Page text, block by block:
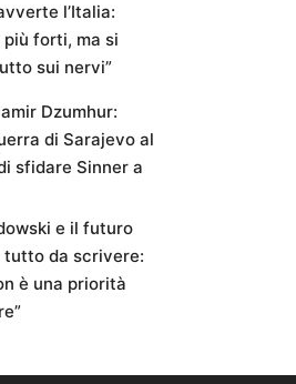
l’Italia:
più forti, ma si
sui nervi”
Dzumhur:
di Sarajevo al
sfidare Sinner a
e il futuro
tutto da scrivere:
è una priorità